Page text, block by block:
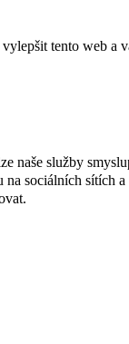
tento web a
naše služby
sociálních sítích